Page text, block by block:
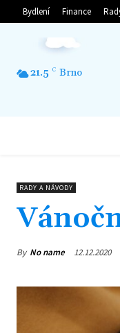
Bydlení Finance
21.5 C Brno
RADY A NÁVODY
By No name 12.12.2020